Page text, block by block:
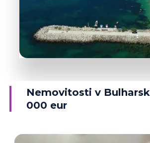
Ravda
Nemovitosti v
000 eur